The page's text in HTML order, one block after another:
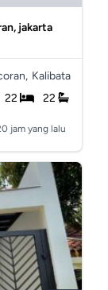
jakarta
Kalibata
22 22
jam yang lalu